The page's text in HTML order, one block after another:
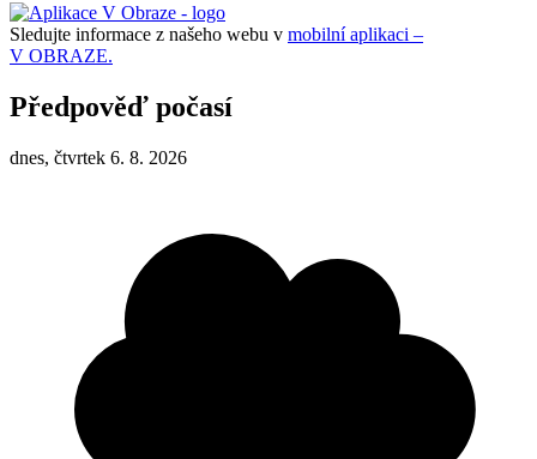
Sledujte informace z našeho webu v mobilní aplikaci –
V OBRAZE.
Předpověď počasí
dnes, čtvrtek 6. 8. 2026